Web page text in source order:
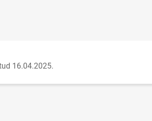
16.04.2025.